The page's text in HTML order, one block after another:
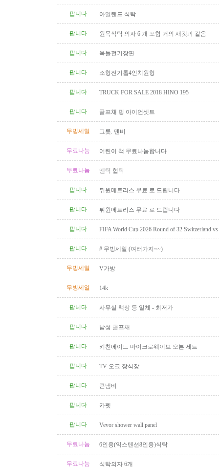
팝니다 아일랜드 식탁
팝니다 원목식탁 의자 6 개 포함 거의 새것과 같음
팝니다 옥돌전기장판
팝니다 소형전기톱4인치원형
팝니다 TRUCK FOR SALE 2018 HINO 195
팝니다 골프채 핑 아이언셋트
무빙세일 그릇. 덴비
무료나눔 어린이 책 무료나눔합니다
무료나눔 엔틱 협탁
팝니다 튀윈메트리스 무료 로 드립니다
팝니다 튀윈메트리스 무료 로 드립니다
팝니다
FIFA World Cup 2026 Round of 32 Switzerland
팝니다
# 무빙세일 (여러가지~~)
무빙세일 V가방
무빙세일 14k
팝니다 사무실 책상 등 일체 - 최저가
팝니다 남성 골프채
팝니다 키친에이드 마이크로웨이브 오븐 세트
팝니다 TV 오크 장식장
팝니다 큰냄비
팝니다 카펫
팝니다 Vevor shower wall panel
무료나눔 6인용(익스텐션8인용)식탁
무료나눔 식탁의자 6개